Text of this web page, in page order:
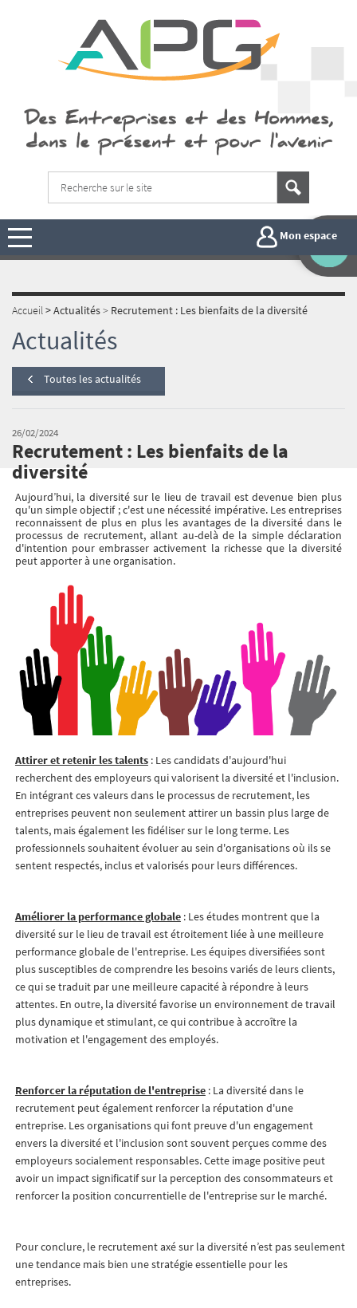
Mon espace
Accueil>Actualités> Recrutement : Les bienfaits de la diversité
Actualités
Toutes les actualités
26/02/2024
Recrutement : Les bienfaits de la
diversité
Aujourd’hui, la diversité sur le lieu de travail est devenue bien plus
qu'un simple objectif ; c'est une nécessité impérative. Les entreprises
reconnaissent de plus en plus les avantages de la diversité dans le
processus de recrutement, allant au-delà de la simple déclaration
d'intention pour embrasser activement la richesse que la diversité
peut apporter à une organisation.
Attirer et retenir les talents: Les candidats d'aujourd'hui
recherchent des employeurs qui valorisent la diversité et l'inclusion.
En intégrant ces valeurs dans le processus de recrutement, les
entreprises peuvent non seulement attirer un bassin plus large de
talents, mais également les fidéliser sur le long terme. Les
professionnels souhaitent évoluer au sein d'organisations où ils se
sentent respectés, inclus et valorisés pour leurs différences.
Améliorer la performance globale: Les études montrent que la
diversité sur le lieu de travail est étroitement liée à une meilleure
performance globale de l'entreprise. Les équipes diversifiées sont
plus susceptibles de comprendre les besoins variés de leurs clients,
ce qui se traduit par une meilleure capacité à répondre à leurs
attentes. En outre, la diversité favorise un environnement de travail
plus dynamique et stimulant, ce qui contribue à accroître la
motivation et l'engagement des employés.
Renforcer la réputation de l'entreprise: La diversité dans le
recrutement peut également renforcer la réputation d'une
entreprise. Les organisations qui font preuve d'un engagement
envers la diversité et l'inclusion sont souvent perçues comme des
employeurs socialement responsables. Cette image positive peut
avoir un impact significatif sur la perception des consommateurs et
renforcer la position concurrentielle de l'entreprise sur le marché.
Pour conclure, le recrutement axé sur la diversité n’est pas seulement
une tendance mais bien une stratégie essentielle pour les
entreprises.